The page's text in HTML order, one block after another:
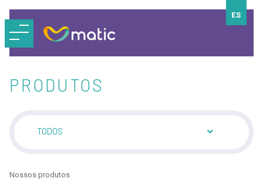
ES
PRODUTOS
TODOS
Nossos produtos